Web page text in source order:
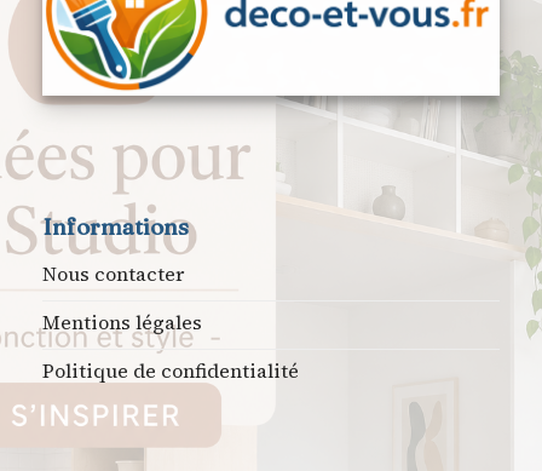
Informations
Nous contacter
Mentions légales
Politique de confidentialité